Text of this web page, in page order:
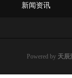
新闻资讯
Powered by 天辰